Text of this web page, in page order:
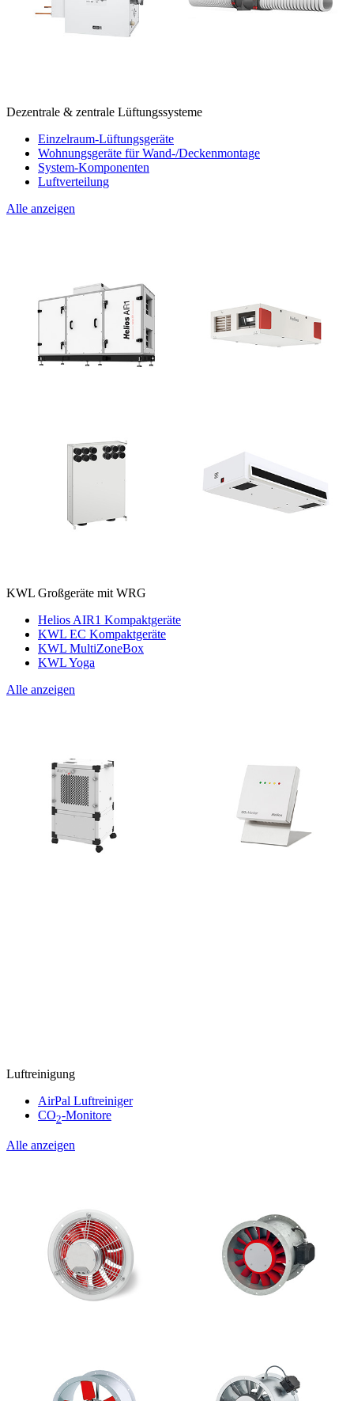
Dezentrale & zentrale Lüftungssysteme
Einzelraum-Lüftungsgeräte
Wohnungsgeräte für Wand-/Deckenmontage
System-Komponenten
Luftverteilung
Alle anzeigen
KWL Großgeräte mit WRG
Helios AIR1 Kompaktgeräte
KWL EC Kompaktgeräte
KWL MultiZoneBox
KWL Yoga
Alle anzeigen
Luftreinigung
AirPal Luftreiniger
CO2-Monitore
Alle anzeigen